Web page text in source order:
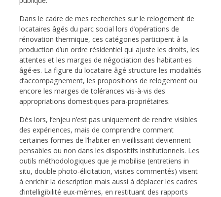
Dans le cadre de mes recherches sur le relogement de
locataires âgés du parc social lors d’opérations de
rénovation thermique, ces catégories participent à la
production d’un ordre résidentiel qui ajuste les droits, les
attentes et les marges de négociation des habitant·es
âgé·es. La figure du locataire âgé structure les modalités
d’accompagnement, les propositions de relogement ou
encore les marges de tolérances vis-à-vis des
appropriations domestiques para-propriétaires.
Dès lors, l’enjeu n’est pas uniquement de rendre visibles
des expériences, mais de comprendre comment
certaines formes de l’habiter en vieillissant deviennent
pensables ou non dans les dispositifs institutionnels. Les
outils méthodologiques que je mobilise (entretiens in
situ, double photo-élicitation, visites commentés) visent
à enrichir la description mais aussi à déplacer les cadres
d’intelligibilité eux-mêmes, en restituant des rapports